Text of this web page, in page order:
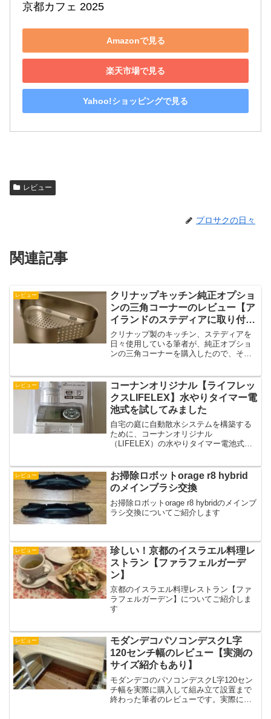
京都カフェ 2025
Amazonで見る
楽天市場で見る
Yahoo!ショッピングで見る
レビュー
プロサクの日々
関連記事
レビュー
クリナップキッチン純正オプショ
ンの三角コーナーのレビュー【ア
イランドのステディアに取り付け
て生活感を無くす】
クリナップ製のキッチン、ステディアを
日々使用している筆者が、純正オプショ
ンの三角コーナーを購入したので、その
レビュー
コーナンオリジナル【ライフレッ
クスLIFELEX】水やりタイマー電
池式を試してみました
自宅の庭に自動散水システムを構築する
ために、コーナンオリジナル
（LIFELEX）の水やりタイマー電池式を
ースとの相性などをご紹介しています
レビュー
お掃除ロボットorage r8 hybrid
のメインブラシ交換
お掃除ロボットorage r8 hybridのメインブ
ラシ交換についてご紹介します
レビュー
珍しい！京都のイスラエル料理レ
ストラン【ファラフェルガーデ
ン】
京都のイスラエル料理レストラン【ファ
ラフェルガーデン】についてご紹介しま
す
レビュー
モダンデコパソコンデスクL字
120センチ幅のレビュー【実測の
サイズ紹介もあり】
モダンデコのパソコンデスクL字120セン
チ幅を実際に購入して組み立て設置まで
終わった筆者のレビューです。実際に収